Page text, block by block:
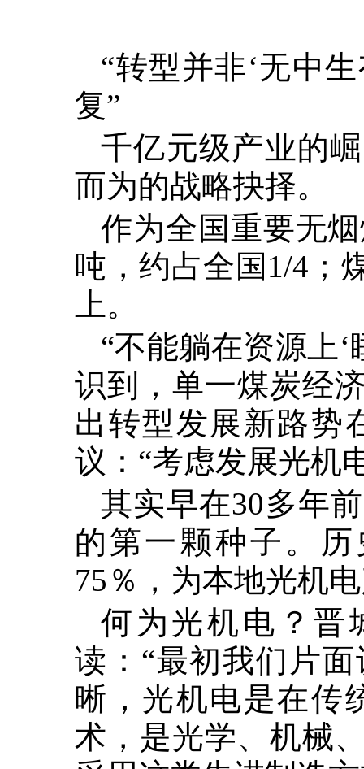
“转型并非‘无中
复”
千亿元级产业的
而为的战略抉择。
作为全国重要无
吨，约占全国1/4；
上。
“不能躺在资源上
识到，单一煤炭经
出转型发展新路势
议：“考虑发展光机
其实早在30多年
的第一颗种子。
75％，为本地光机
何为光机电？晋
读：“最初我们片
晰，光机电是在传
术，是光学、机械